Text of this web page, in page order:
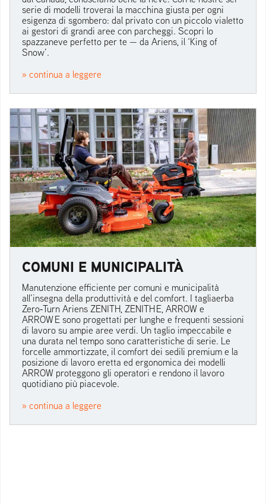
serie di modelli troverai la macchina giusta per ogni
esigenza di sgombero: dal privato con un piccolo vialetto
ai gestori di grandi aree con parcheggi. Scopri lo
spazzaneve perfetto per te — da Ariens, il ‘King of
Snow’.
» continua a leggere
COMUNI E MUNICIPALITÀ
Manutenzione efficiente per comuni e municipalità
all’insegna della produttività e del comfort. I tagliaerba
Zero‑Turn Ariens ZENITH, ZENITH E, ARROW e
ARROW E sono progettati per lunghe e frequenti sessioni
di lavoro su ampie aree verdi. Un taglio impeccabile e
una durata nel tempo sono caratteristiche di serie. Le
forcelle ammortizzate, il comfort dei sedili premium e la
posizione di lavoro eretta ed ergonomica dei modelli
ARROW proteggono gli operatori e rendono il lavoro
quotidiano più piacevole.
» continua a leggere